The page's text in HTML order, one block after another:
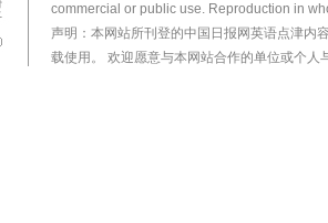
commercial or public use. Reproduction in
声明：本网站所刊登的中国日报网英语点津内
载使用。 欢迎愿意与本网站合作的单位或个人